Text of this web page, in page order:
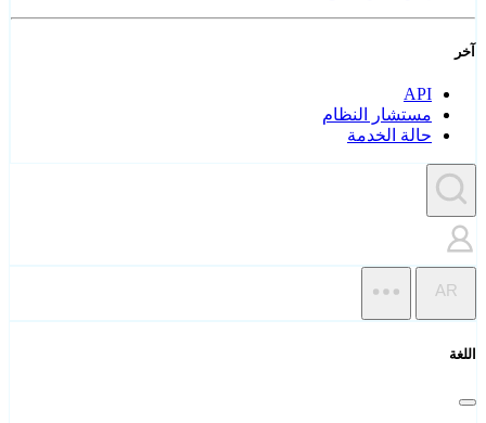
آخر
API
مستشار النظام
حالة الخدمة
AR
اللغة